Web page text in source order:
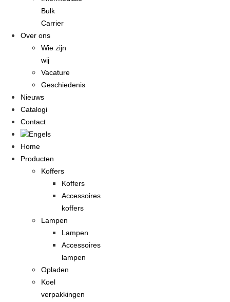
Bulk
Carrier
Over ons
Wie zijn
wij
Vacature
Geschiedenis
Nieuws
Catalogi
Contact
Home
Producten
Koffers
Koffers
Accessoires
koffers
Lampen
Lampen
Accessoires
lampen
Opladen
Koel
verpakkingen